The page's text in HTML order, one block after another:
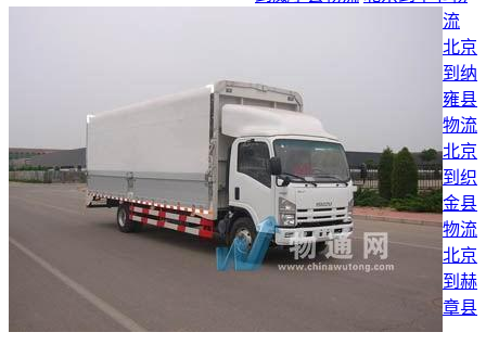
流
北京
到纳
雍县
物流
北京
到织
金县
物流
北京
到赫
章县